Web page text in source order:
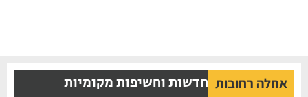
אחלה רחובות חדשות וחשיפות מקומיות